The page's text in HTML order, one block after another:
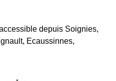
depuis Soignies,
Ecaussinnes,